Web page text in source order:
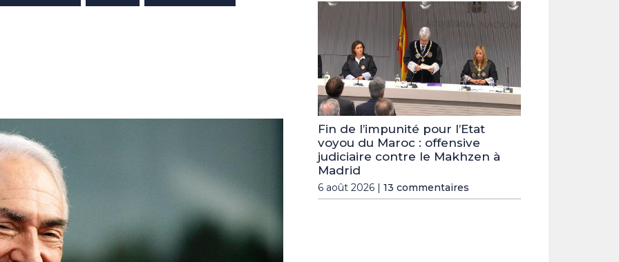
Fin de l’impunité pour l’Etat
voyou du Maroc : offensive
judiciaire contre le Makhzen à
Madrid
6 août 2026 | 13 commentaires